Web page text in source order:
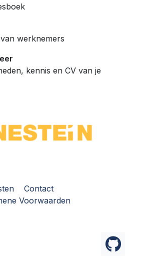
werknemers
kennis en CV van je
Contact
Voorwaarden